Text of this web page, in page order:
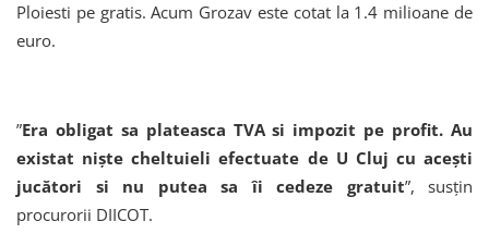
Ploiesti pe gratis. Acum Grozav este cotat la 1.4 milioane de
euro.
”Era obligat sa plateasca TVA si impozit pe profit. Au
existat niște cheltuieli efectuate de U Cluj cu acești
jucători si nu putea sa îi cedeze gratuit”, susțin
procurorii DIICOT.